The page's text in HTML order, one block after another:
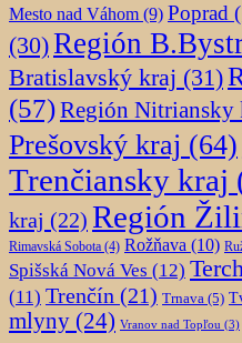
Mesto nad Váhom (9) Poprad
(30)Región
Bratislavský kraj (31)
(57)Región Nitriansky
Prešovský kraj (64)
Trenčiansky kraj
kraj (22) Región
Rimavská Sobota (4) Rožňava (10)
Spišská Nová Ves (12)
(11) Trenčín (21) Trnava (5)
mlyny (24) Vranov nad Topľou (3)